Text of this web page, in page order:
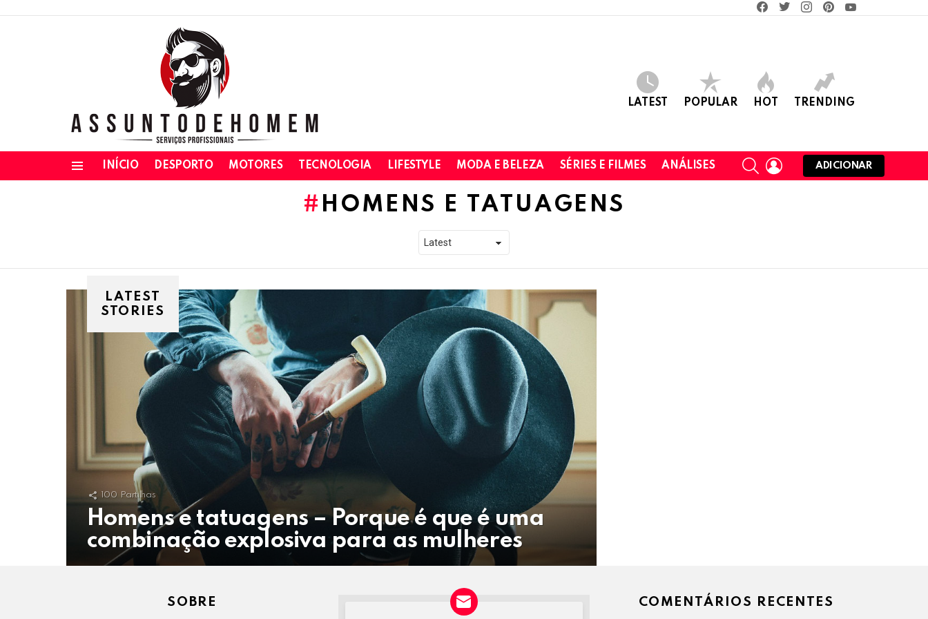
LATEST POPULAR HOT TRENDING
INÍCIO DESPORTO MOTORES TECNOLOGIA LIFESTYLE MODA E BELEZA SÉRIES E FILMES ANÁLISES
SEARCHLOGIN
ADICIONAR
HOMENS E TATUAGENS
LATEST
STORIES
100 Partilhas
Homens e tatuagens – Porque é que é uma
combinação explosiva para as mulheres
SOBRE COMENTÁRIOS RECENTES